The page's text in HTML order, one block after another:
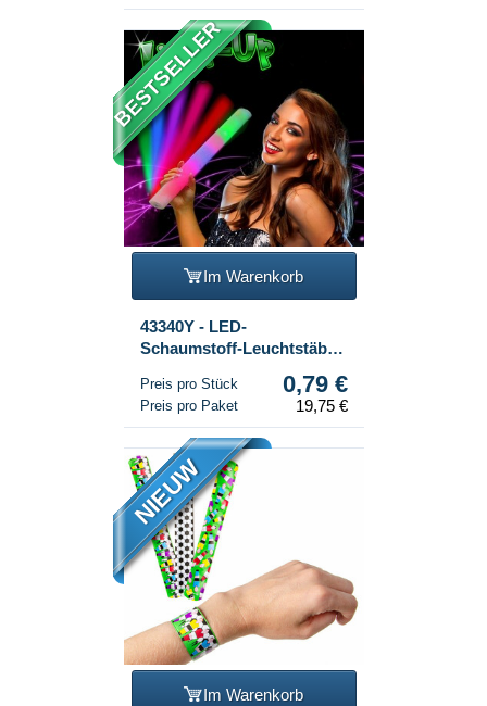
BESTSELLER
Im Warenkorb
43340Y - LED-
Schaumstoff-Leuchtstäbe -
Stk.)
Preis pro Stück 0,79 €
Preis pro Paket 19,75 €
NIEUW
Im Warenkorb